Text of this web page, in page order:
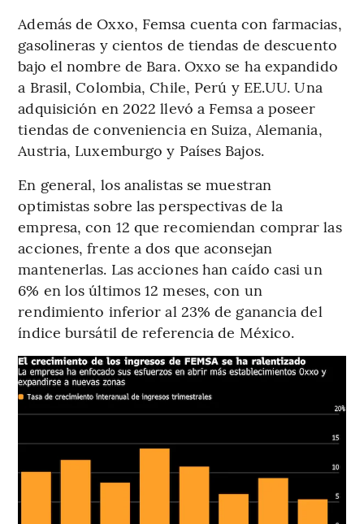
Además de Oxxo, Femsa cuenta con farmacias,
gasolineras y cientos de tiendas de descuento
bajo el nombre de Bara. Oxxo se ha expandido
a Brasil, Colombia, Chile, Perú y EE.UU. Una
adquisición en 2022 llevó a Femsa a poseer
tiendas de conveniencia en Suiza, Alemania,
Austria, Luxemburgo y Países Bajos.
En general, los analistas se muestran
optimistas sobre las perspectivas de la
empresa, con 12 que recomiendan comprar las
acciones, frente a dos que aconsejan
mantenerlas. Las acciones han caído casi un
6% en los últimos 12 meses, con un
rendimiento inferior al 23% de ganancia del
índice bursátil de referencia de México.